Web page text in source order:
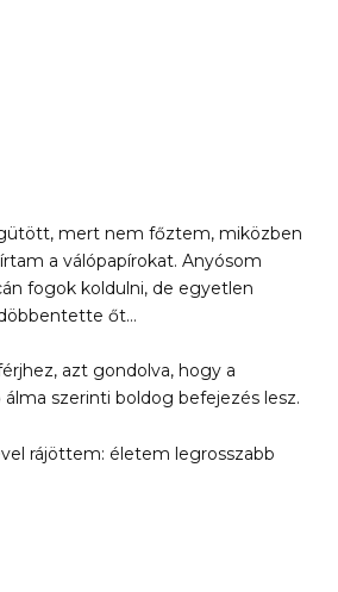
mert nem főztem, miközben
a válópapírokat. Anyósom
fogok koldulni, de egyetlen
őt…
azt gondolva, hogy a
szerinti boldog befejezés lesz.
rájöttem: életem legrosszabb